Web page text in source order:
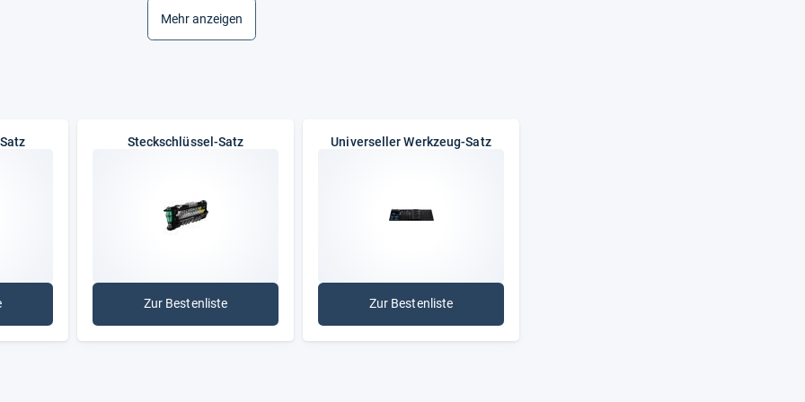
3/8 Zoll 10mm 1/2 Zoll 12mm
Vanadium Stahl, matt satiniert
KFZ Special
Vierkantantrieb in Zoll 1/4"+3/8"+1/2"
72
Mehr anzeigen
Satz
Steckschlüssel-Satz
Zur Bestenliste: Steckschlüssel-Satz
Universeller Werkzeug-Satz
Zur Bestenliste: Universeller Werkzeug-Satz